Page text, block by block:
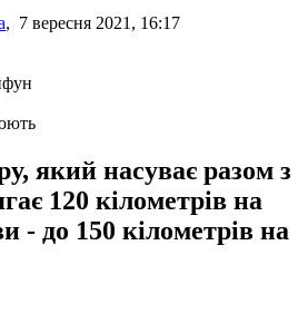
, 7 вересня 2021, 16:17
який насуває разом з
120 кілометрів на
- до 150 кілометрів на